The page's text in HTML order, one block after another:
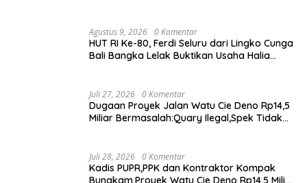
Agustus 9, 2026 0 Komentar
HUT RI Ke-80, Ferdi Seluru dari Lingko Cunga
Bali Bangka Lelak Buktikan Usaha Halia
Juli 27, 2026 0 Komentar
Dugaan Proyek Jalan Watu Cie Deno Rp14,5
Miliar Bermasalah:Quary Ilegal,Spek Tidak
Juli 28, 2026 0 Komentar
Kadis PUPR,PPK dan Kontraktor Kompak
Bungkam,Proyek Watu Cie Deno Rp14,5 Miliar